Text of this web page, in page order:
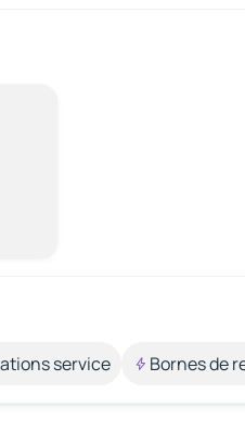
service Bornes de